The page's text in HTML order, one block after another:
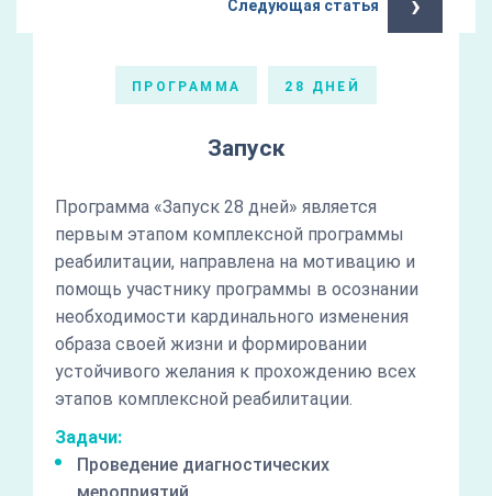
Следующая статья
ПРОГРАММА 28 ДНЕЙ
Запуск
Программа «Запуск 28 дней» является
первым этапом комплексной программы
реабилитации, направлена на мотивацию и
помощь участнику программы в осознании
необходимости кардинального изменения
образа своей жизни и формировании
устойчивого желания к прохождению всех
этапов комплексной реабилитации.
Задачи:
Проведение диагностических